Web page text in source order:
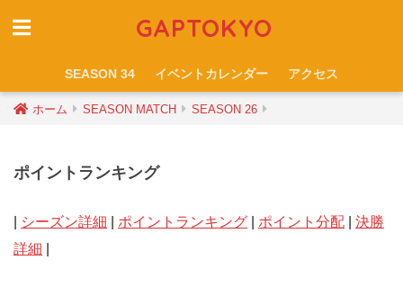
GAPTOKYO
SEASON 34 イベントカレンダー アクセス
ホーム SEASON MATCH SEASON 26
ポイントランキング
シーズン詳細 ポイントランキング ポイント分配
決勝
詳細